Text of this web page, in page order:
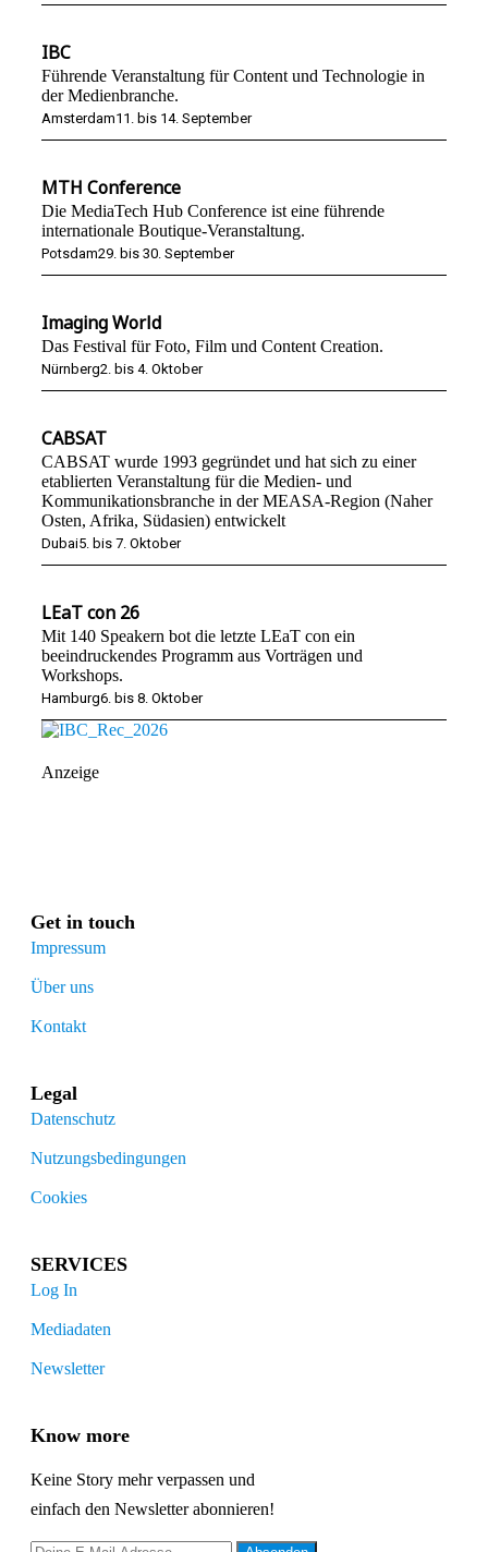
IBC
Führende Veranstaltung für Content und Technologie in
der Medienbranche.
Amsterdam11. bis 14. September
MTH Conference
Die MediaTech Hub Conference ist eine führende
internationale Boutique-Veranstaltung.
Potsdam29. bis 30. September
Imaging World
Das Festival für Foto, Film und Content Creation.
Nürnberg2. bis 4. Oktober
CABSAT
CABSAT wurde 1993 gegründet und hat sich zu einer
etablierten Veranstaltung für die Medien- und
Kommunikationsbranche in der MEASA-Region (Naher
Osten, Afrika, Südasien) entwickelt
Dubai5. bis 7. Oktober
LEaT con 26
Mit 140 Speakern bot die letzte LEaT con ein
beeindruckendes Programm aus Vorträgen und
Workshops.
Hamburg6. bis 8. Oktober
Anzeige
Get in touch
Impressum
Über uns
Kontakt
Legal
Datenschutz
Nutzungsbedingungen
Cookies
SERVICES
Log In
Mediadaten
Newsletter
Know more
Keine Story mehr verpassen und
einfach den Newsletter abonnieren!